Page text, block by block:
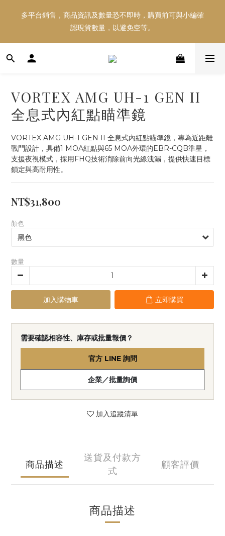
多平台銷售，商品資訊及數量恐不即時，購買前可與小編確
認現貨數量，以避免空等。
多平台銷售，商品資訊及數量恐不即時，購買前可與小編確
認現貨數量，以避免空等。
好東西跟好朋友分享～推薦好友一同享100元購物金！！！
多平台銷售，商品資訊及數量恐不即時，購買前可與小編確
認現貨數量，以避免空等。
VORTEX AMG UH-1 GEN II
全息式內紅點瞄準鏡
VORTEX AMG UH-1 GEN II 全息式內紅點瞄準鏡，專為近距離
戰鬥設計，具備1 MOA紅點與65 MOA外環的EBR-CQB準星，
支援夜視模式，採用FHQ技術消除前向光線洩漏，提供快速目標
鎖定與高耐用性。
NT$31,800
顏色
數量
加入購物車 立即購買
需要確認相容性、庫存或批量報價？
官方 LINE 詢問
企業／批量詢價
加入追蹤清單
商品描述
送貨及付款方
式
顧客評價
商品描述